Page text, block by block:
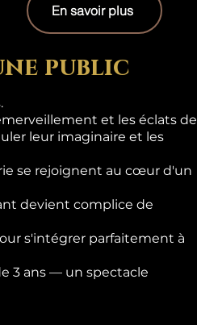
En savoir plus
public
et les éclats de
leur imaginaire et les
se rejoignent au cœur d'un
devient complice de
s'intégrer parfaitement à
3 ans — un spectacle